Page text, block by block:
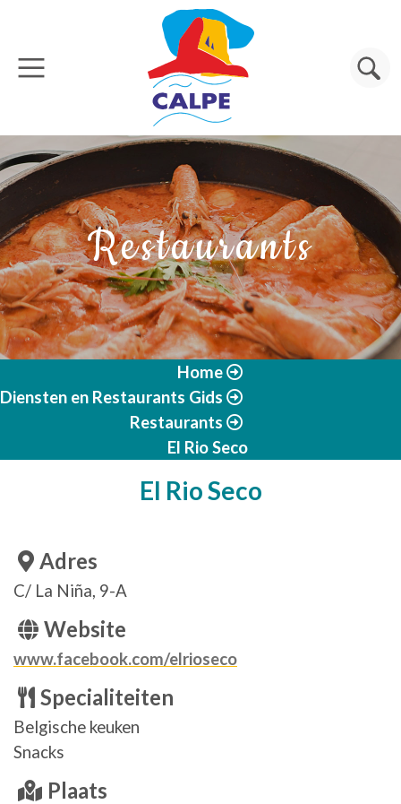
Overslaan en naar de inhoud gaan
Zoeken
Restaurants
Home
Diensten en Restaurants Gids
Restaurants
El Rio Seco
El Rio Seco
Adres
C/ La Niña, 9-A
Website
www.facebook.com/elrioseco
Specialiteiten
Belgische keuken
Snacks
Plaats